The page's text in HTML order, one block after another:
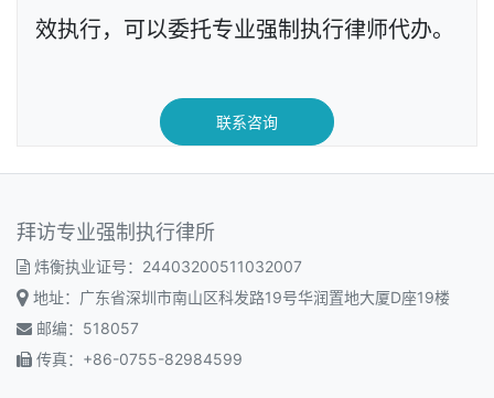
效执行，可以委托专业强制执行律师代办。
联系咨询
拜访专业强制执行律所
炜衡执业证号：24403200511032007
地址：广东省深圳市南山区科发路19号华润置地大厦D座19楼
邮编：518057
传真：+86-0755-82984599